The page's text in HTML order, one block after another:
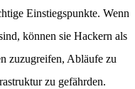
Einstiegspunkte. Wenn
können sie Hackern als
zuzugreifen, Abläufe zu
zu gefährden.